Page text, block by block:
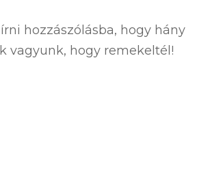
hozzászólásba, hogy hány
vagyunk, hogy remekeltél!